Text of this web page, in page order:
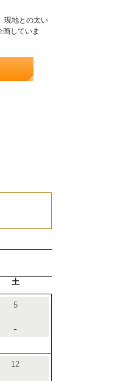
現地との太い
していま
土
5
-
12